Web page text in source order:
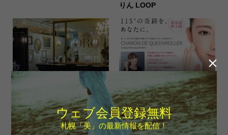
りん LOOP
シャロンドクィーンローラー
ウェブ会員登録無料
札幌「美」の最新情報を配信！
